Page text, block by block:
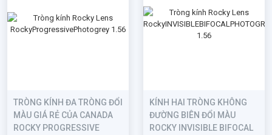
TRÒNG KÍNH ĐA TRÒNG ĐỔI
MÀU GIÁ RẺ CỦA CANADA
ROCKY PROGRESSIVE
KÍNH HAI TRÒNG KHÔNG
ĐƯỜNG BIÊN ĐỔI MÀU
ROCKY INVISIBLE BIFOCAL